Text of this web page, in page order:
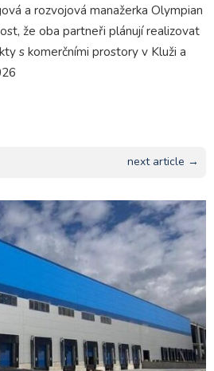
a rozvojová manažerka Olympian
že oba partneři plánují realizovat
s komerčními prostory v Kluži a
next article →